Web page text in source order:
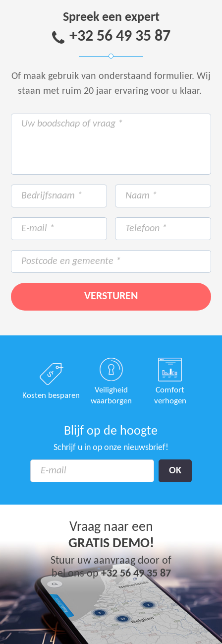
Spreek een expert
+32 56 49 35 87
Of maak gebruik van onderstaand formulier. Wij
staan met ruim 20 jaar ervaring voor u klaar.
Kosten besparen
Veiligheid
waarborgen
Comfort
verhogen
Blijf op de hoogte
Schrijf u in op onze nieuwsbrief!
Vraag naar een
GRATIS DEMO!
Stuur uw aanvraag door of
bel ons op+32 56 49 35 87